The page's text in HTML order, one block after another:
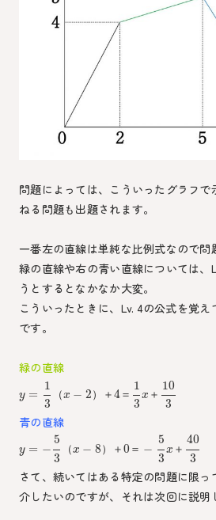
問題によっては、こういったグラフ
ねる問題も出題されます。
一番左の直線は単純な比例式なので
緑の直線や右の青い直線については、
うとするとなかなか大変。
こういったときに、Lv. 4の公式を覚
です。
緑の直線
y =
1
3
（x − 2 ） ＋ 4＝
1
3
x ＋
10
3
青の直線
y = −
5
3
（x − 8 ） ＋ 0＝ −
5
3
x ＋
40
3
さて、続いてはある特定の問題に限っ
介したいのですが、それは次回に説明